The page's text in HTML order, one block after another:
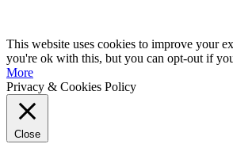
This website uses cookies to improve your
you're ok with this, but you can opt-out if
More
Privacy & Cookies Policy
Close